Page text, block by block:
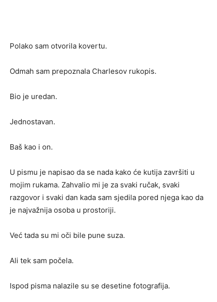
Polako sam otvorila kovertu.
Odmah sam prepoznala Charlesov rukopis.
Bio je uredan.
Jednostavan.
Baš kao i on.
U pismu je napisao da se nada kako će kutija završiti u
mojim rukama. Zahvalio mi je za svaki ručak, svaki
razgovor i svaki dan kada sam sjedila pored njega kao da
je najvažnija osoba u prostoriji.
Već tada su mi oči bile pune suza.
Ali tek sam počela.
Ispod pisma nalazile su se desetine fotografija.